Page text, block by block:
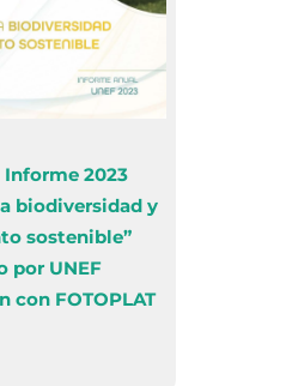
Informe 2023
biodiversidad y
sostenible”
por UNEF
con FOTOPLAT